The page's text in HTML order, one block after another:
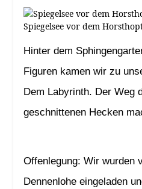
Spiegelsee vor dem
Hinter dem
Figuren kamen wir zu
Dem Labyrinth. Der Weg
geschnittenen Hecken
Offenlegung: Wir wurden
Dennenlohe eingeladen